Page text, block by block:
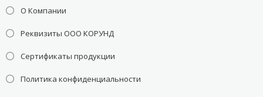
О Компании
Реквизиты ООО КОРУНД
Сертификаты продукции
Политика конфиденциальности